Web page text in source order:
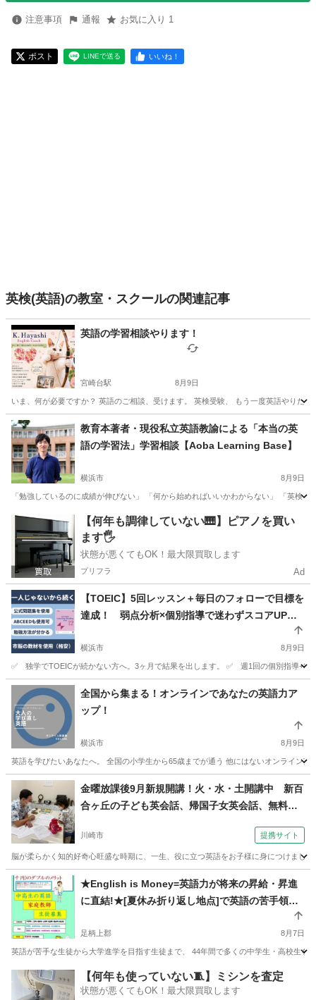
注意事項 通報 お気に入り 1
ポスト LINEで送る いいね！
英検(英語)の教室・スクールの関連記事
英語の学習相談やります！
宮崎台駅 8月9日
いま、何が必要ですか？ 英語のご相談、受けます。 英検受験、 もう一度英語やりた
神奈川 川崎市 宮崎台駅 英語 状態
教育本著者・現役私立英語教諭による「本当の英
語の学習法」学習相談【Aoba Learning Base】
横浜市 8月9日
「勉強しているのに成績が伸びない」 「何から始めればいいかわからない」 「英検
神奈川 英語/基礎英語 定期テスト
【何年も調律していない🎹】ピアノを買い
ます🖐️
状態が悪くてもOK！最大限買取します
プリフラ Ad
【TOEIC】5回レッスン＋毎日のフォローで目標を
達成！ 弱点分析×個別指導で迷わずスコアUP！3
横浜市 8月9日
✅ 独学でTOEICが続かない方へ。3ヶ月で結果を出します。 ✅ 週1回の個別指導+
神奈川 横浜市 TOEIC(R)テスト 弱点
全国から集まる！オンラインであなたの英語力ア
ップ！
横浜市 8月9日
英語を学びたいあなたへ。 全国の小学生から65歳までが通う 他にはないオンライン
神奈川 横浜市 英語 オンライン
金曜放課後9月新規開講！火・水・土開講中 新百
合ヶ丘の子ども英会話、帰国子女英会話、無料体
校）
川崎市 提携サイト
脳が柔らかく知的好奇心旺盛な時期に、一生、役に立つ英語をお子様に身につけまし
神奈川 川崎市 ★English is Money=英語力が将来の昇給・昇進
に直結!★[夏休み折り返し地点]で英語の苦手領域
師】44年の指導経験で“分かる”まで丁寧にサポー
トします 月4回8,000円から／60分無料体験あり
（残り2名）
足柄上郡 8月7日
英語が苦手な生徒から大学進学を目指す生徒まで、 44年間で多くの中学生・高校生
神奈川 足柄上郡 英語/基礎英語 英語教師
【何年も使っていない🧵】ミシンを査定
状態が悪くてもOK！最大限買取します